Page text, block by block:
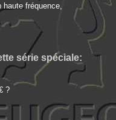
haute fréquence,
série spéciale:
?